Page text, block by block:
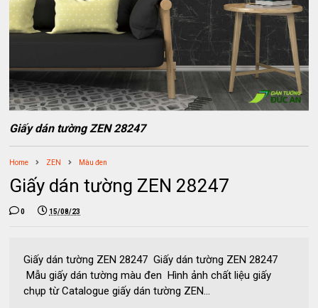
Giấy dán tường ZEN 28247
Home ZEN Màu đen
Giấy dán tường ZEN 28247
0 15/08/23
Giấy dán tường ZEN 28247 Giấy dán tường ZEN 28247
Mẫu giấy dán tường màu đen Hình ảnh chất liệu giấy
chụp từ Catalogue giấy dán tường ZEN...